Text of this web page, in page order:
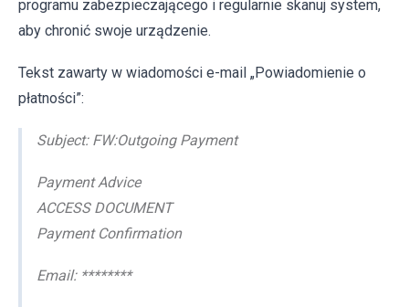
programu zabezpieczającego i regularnie skanuj system,
aby chronić swoje urządzenie.
Tekst zawarty w wiadomości e-mail „Powiadomienie o
płatności”:
Subject: FW:Outgoing Payment
Payment Advice
ACCESS DOCUMENT
Payment Confirmation
Email: ********